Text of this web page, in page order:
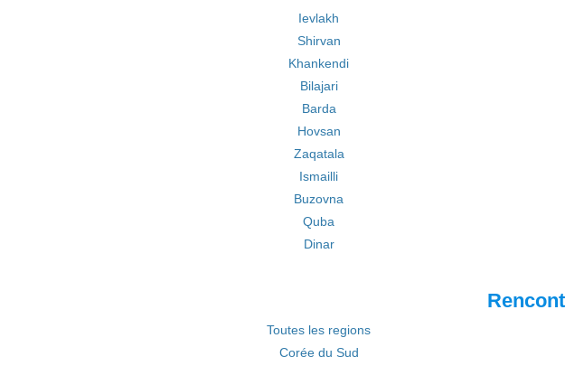
Ievlakh
Shirvan
Khankendi
Bilajari
Barda
Hovsan
Zaqatala
Ismailli
Buzovna
Quba
Dinar
Toutes les regions
Corée du Sud